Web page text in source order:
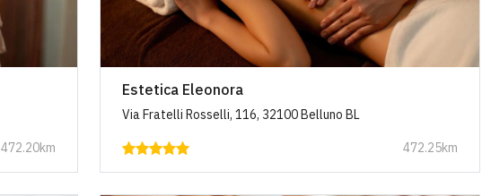
472.20km
Estetica Eleonora
Via Fratelli Rosselli, 116, 32100 Belluno BL
472.25km